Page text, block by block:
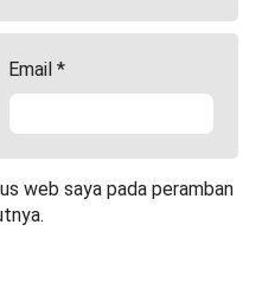
Email *
web saya pada peramban